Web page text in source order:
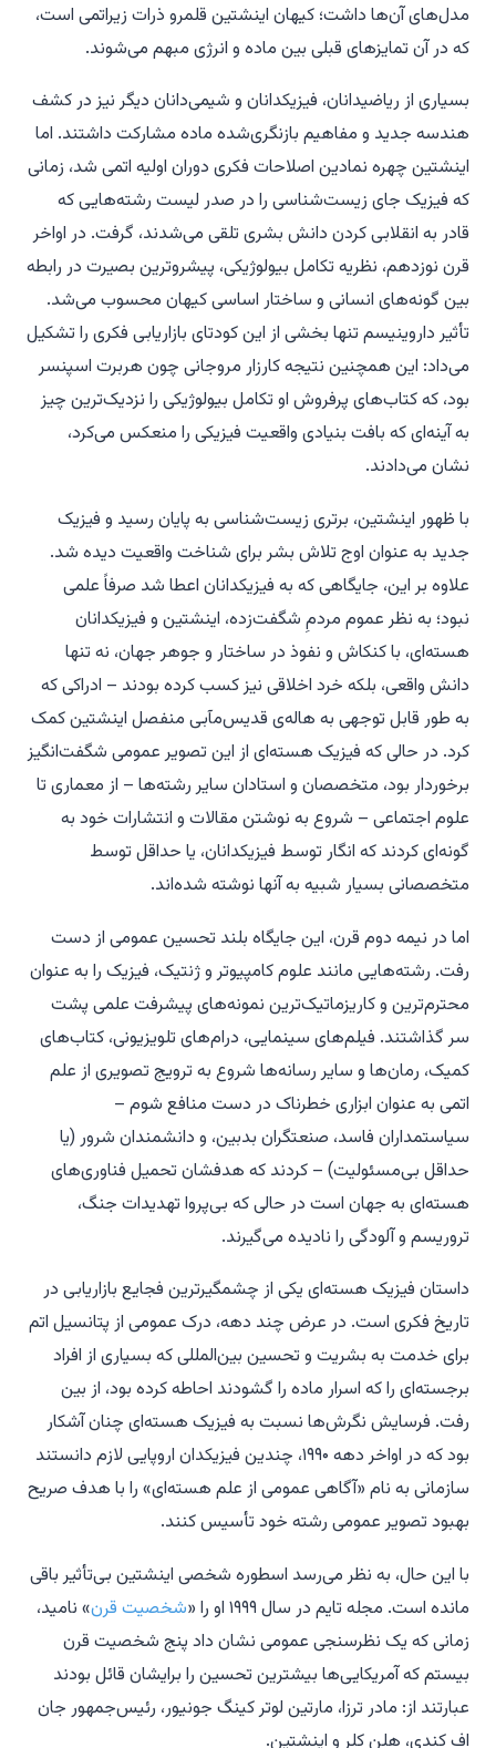
مدل‌های آن‌ها داشت؛ کیهان اینشتین قلمرو ذرات زیراتمی است،
که در آن تمایزهای قبلی بین ماده و انرژی مبهم می‌شوند.
بسیاری از ریاضیدانان، فیزیکدانان و شیمی‌دانان دیگر نیز در کشف
هندسه جدید و مفاهیم بازنگری‌شده ماده مشارکت داشتند. اما
اینشتین چهره نمادین اصلاحات فکری دوران اولیه اتمی شد، زمانی
که فیزیک جای زیست‌شناسی را در صدر لیست رشته‌هایی که
قادر به انقلابی کردن دانش بشری تلقی می‌شدند، گرفت. در اواخر
قرن نوزدهم، نظریه تکامل بیولوژیکی، پیشروترین بصیرت در رابطه
بین گونه‌های انسانی و ساختار اساسی کیهان محسوب می‌شد.
تأثیر داروینیسم تنها بخشی از این کودتای بازاریابی فکری را تشکیل
می‌داد: این همچنین نتیجه کارزار مروجانی چون هربرت اسپنسر
بود، که کتاب‌های پرفروش او تکامل بیولوژیکی را نزدیک‌ترین چیز
به آینه‌ای که بافت بنیادی واقعیت فیزیکی را منعکس می‌کرد،
نشان می‌دادند.
با ظهور اینشتین، برتری زیست‌شناسی به پایان رسید و فیزیک
جدید به عنوان اوج تلاش بشر برای شناخت واقعیت دیده شد.
علاوه بر این، جایگاهی که به فیزیکدانان اعطا شد صرفاً علمی
نبود؛ به نظر عموم مردمِ شگفت‌زده، اینشتین و فیزیکدانان
هسته‌ای، با کنکاش و نفوذ در ساختار و جوهر جهان، نه تنها
دانش واقعی، بلکه خرد اخلاقی نیز کسب کرده بودند – ادراکی که
به طور قابل توجهی به هاله‌ی قدیس‌مآبی منفصل اینشتین کمک
کرد. در حالی که فیزیک هسته‌ای از این تصویر عمومی شگفت‌انگیز
برخوردار بود، متخصصان و استادان سایر رشته‌ها – از معماری تا
علوم اجتماعی – شروع به نوشتن مقالات و انتشارات خود به
گونه‌ای کردند که انگار توسط فیزیکدانان، یا حداقل توسط
متخصصانی بسیار شبیه به آنها نوشته شده‌اند.
اما در نیمه دوم قرن، این جایگاه بلند تحسین عمومی از دست
رفت. رشته‌هایی مانند علوم کامپیوتر و ژنتیک، فیزیک را به عنوان
محترم‌ترین و کاریزماتیک‌ترین نمونه‌های پیشرفت علمی پشت
سر گذاشتند. فیلم‌های سینمایی، درام‌های تلویزیونی، کتاب‌های
کمیک، رمان‌ها و سایر رسانه‌ها شروع به ترویج تصویری از علم
اتمی به عنوان ابزاری خطرناک در دست منافع شوم –
سیاستمداران فاسد، صنعتگران بدبین، و دانشمندان شرور (یا
حداقل بی‌مسئولیت) – کردند که هدفشان تحمیل فناوری‌های
هسته‌ای به جهان است در حالی که بی‌پروا تهدیدات جنگ،
تروریسم و آلودگی را نادیده می‌گیرند.
داستان فیزیک هسته‌ای یکی از چشمگیرترین فجایع بازاریابی در
تاریخ فکری است. در عرض چند دهه، درک عمومی از پتانسیل اتم
برای خدمت به بشریت و تحسین بین‌المللی که بسیاری از افراد
برجسته‌ای را که اسرار ماده را گشودند احاطه کرده بود، از بین
رفت. فرسایش نگرش‌ها نسبت به فیزیک هسته‌ای چنان آشکار
بود که در اواخر دهه ۱۹۹۰، چندین فیزیکدان اروپایی لازم دانستند
سازمانی به نام «آگاهی عمومی از علم هسته‌ای» را با هدف صریح
بهبود تصویر عمومی رشته خود تأسیس کنند.
با این حال، به نظر می‌رسد اسطوره شخصی اینشتین بی‌تأثیر باقی
مانده است. مجله تایم در سال ۱۹۹۹ او را « شخصیت قرن» نامید،
زمانی که یک نظرسنجی عمومی نشان داد پنج شخصیت قرن
بیستم که آمریکایی‌ها بیشترین تحسین را برایشان قائل بودند
عبارتند از: مادر ترزا، مارتین لوتر کینگ جونیور، رئیس‌جمهور جان
اف کندی، هلن کلر و اینشتین.